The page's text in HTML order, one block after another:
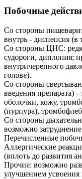
Побочные
Со стороны
внутрь - диспепсия (в
Со стороны ЦНС:
судороги, диплопия;
внутричерепного
голове).
Со стороны
введения препарата)
оболочки, кожу,
(пурпура),
Со стороны
возможно
Перечисленные
Аллергические
(вплоть до развития
Прочие: возможно
улучшением усвоения